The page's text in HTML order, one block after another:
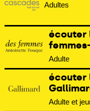
Adultes
écouter
Adulte
écouter
Adulte et